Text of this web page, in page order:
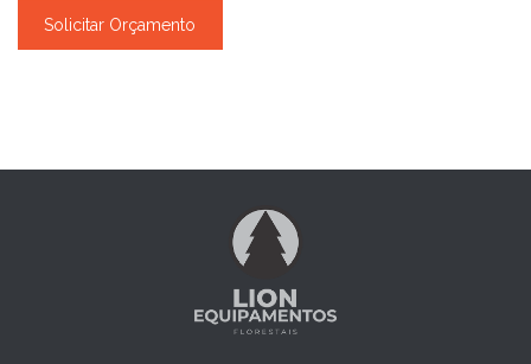
Solicitar Orçamento